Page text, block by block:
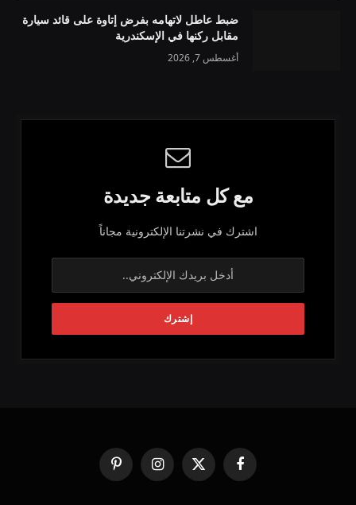
ضبط عاطل لاتهامه بفرض إتاوة على قائد سيارة
مقابل ركنها في الإسكندرية
أغسطس 7, 2026
مع كل متابعة جديدة
اشترك في نشرتنا الإلكترونية مجاناً
فيسبوك
X
(Twitter)
الانستغرامبينتيريست